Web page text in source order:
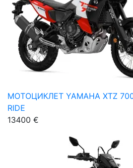
МОТОЦИКЛЕТ YAMAHA XTZ 700
RIDE
13400 €